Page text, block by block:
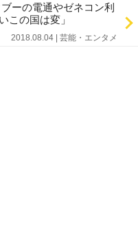
ーの電通やゼネコン利
この国は変」
2018.08.04 | 芸能・エンタメ